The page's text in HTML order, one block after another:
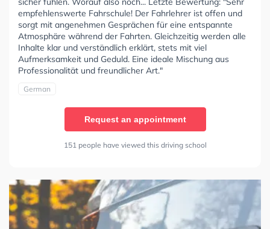
empfehlenswerte Fahrschule! Der Fahrlehrer ist offen und
sorgt mit angenehmen Gesprächen für eine entspannte
Atmosphäre während der Fahrten. Gleichzeitig werden alle
Inhalte klar und verständlich erklärt, stets mit viel
Aufmerksamkeit und Geduld. Eine ideale Mischung aus
Professionalität und freundlicher Art."
German
Request an appointment
151 people have viewed this driving school